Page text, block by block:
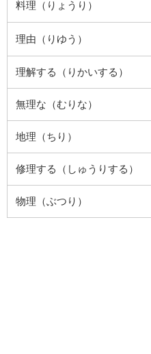
料理（りょうり）
理由（りゆう）
理解する（りかいする）
無理な（むりな）
地理（ちり）
修理する（しゅうりする）
物理（ぶつり）